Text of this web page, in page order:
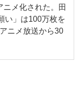
メ化された。田
い」は100万枚を
ニメ放送から30